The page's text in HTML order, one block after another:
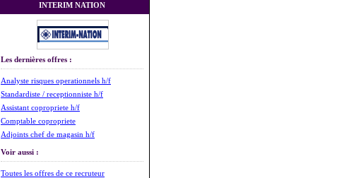
INTERIM NATION
Les dernières offres :
Analyste risques operationnels h/f
Standardiste / receptionniste h/f
Assistant copropriete h/f
Comptable copropriete
Adjoints chef de magasin h/f
Voir aussi :
Toutes les offres de ce recruteur